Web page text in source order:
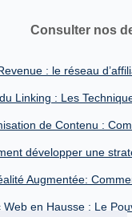
Consulter nos
: le réseau
Linking : Les
de Contenu :
développer une
Augmentée:
Web en Hausse : Le